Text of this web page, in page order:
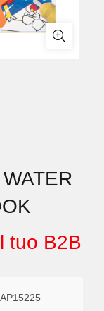
tuo B2B
AP15225